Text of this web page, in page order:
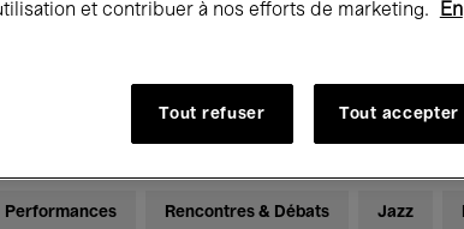
10 Mai 2026
Performances Rencontres & Débats Jazz
et contribuer à nos efforts de marketing.
En
Tout refuser Tout accepter